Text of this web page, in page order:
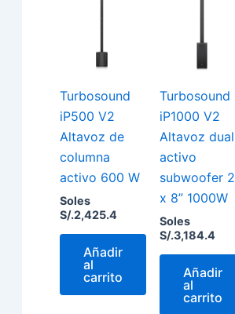
Turbosound
iP500 V2
Altavoz de
columna
activo 600 W
Soles
S/.2,425.4
Añadir
al
carrito
Turbosound
iP1000 V2
Altavoz dual
activo
subwoofer 2
x 8” 1000W
Soles
S/.3,184.4
Añadir
al
carrito